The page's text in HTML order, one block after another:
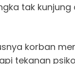
tak kunjung
korban
tekanan